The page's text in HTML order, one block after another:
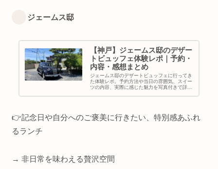
ジェームス邸
【神戸】ジェームス邸のデザー
トビュッフェ体験レポ｜予約・
内容・感想まとめ
ジェームス邸のデザートビュッフェに行ってき
た体験レポ。予約方法や当日の雰囲気、スイー
ツの内容、実際に感じた魅力を写真付きで詳し
👉記念日や自分へのご褒美に行きたい、特別感あふれ
るランチ
→ 非日常を味わえる贅沢空間